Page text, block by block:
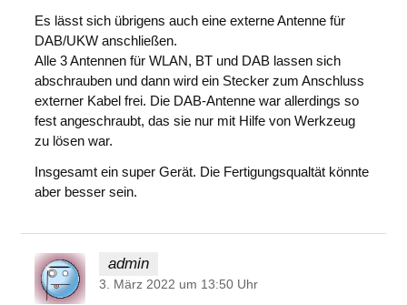
Es lässt sich übrigens auch eine externe Antenne für
DAB/UKW anschließen.
Alle 3 Antennen für WLAN, BT und DAB lassen sich
abschrauben und dann wird ein Stecker zum Anschluss
externer Kabel frei. Die DAB-Antenne war allerdings so
fest angeschraubt, das sie nur mit Hilfe von Werkzeug
zu lösen war.
Insgesamt ein super Gerät. Die Fertigungsqualtät könnte
aber besser sein.
admin
3. März 2022 um 13:50 Uhr